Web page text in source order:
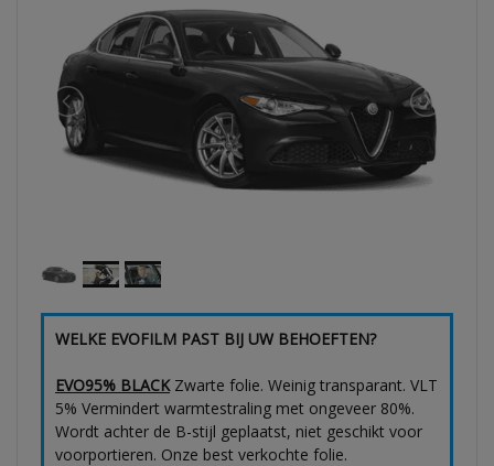
WELKE EVOFILM PAST BIJ UW BEHOEFTEN?
EVO95% BLACKZwarte folie. Weinig transparant. VLT
5% Vermindert warmtestraling met ongeveer 80%.
Wordt achter de B-stijl geplaatst, niet geschikt voor
voorportieren. Onze best verkochte folie.